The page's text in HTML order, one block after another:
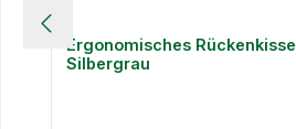
Ergonomisches
Silbergrau